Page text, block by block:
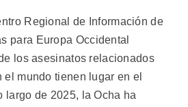
Regional de Información de
para Europa Occidental
los asesinatos relacionados
el mundo tienen lugar en el
largo de 2025, la Ocha ha